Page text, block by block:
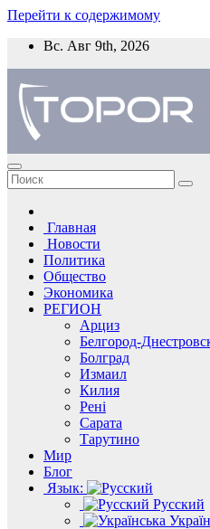
Перейти к содержимому
Вс. Авг 9th, 2026
Главная
Новости
Политика
Общество
Экономика
РЕГИОН
Арциз
Белгород-
Болград
Измаил
Килия
Рені
Сарата
Тарутино
Мир
Блог
Язык:
Русский